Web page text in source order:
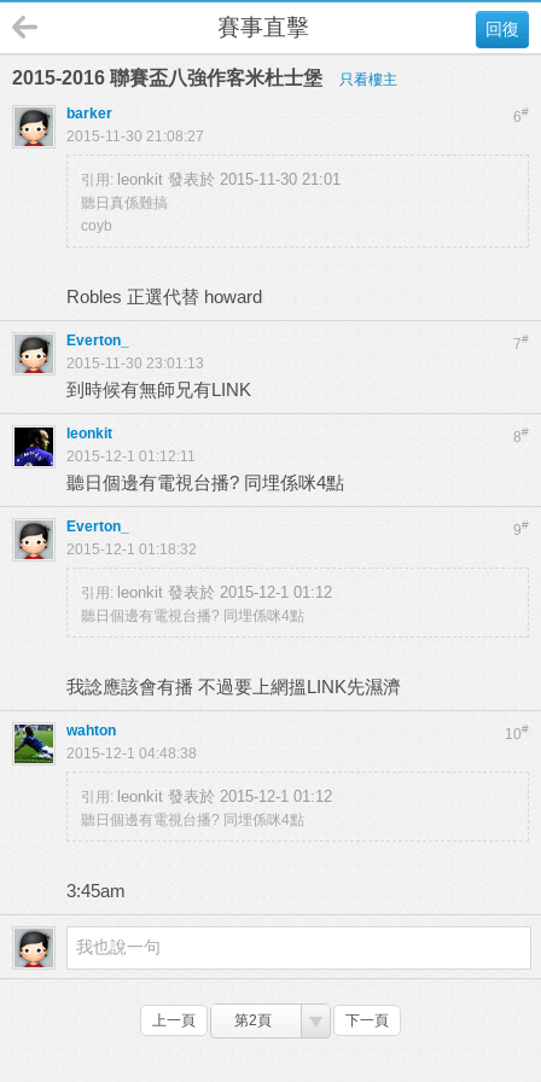
回復
賽事直擊
2015-2016 聯賽盃八強作客米杜士堡 只看樓主
6#
barker
2015-11-30 21:08:27
引用: leonkit 發表於 2015-11-30 21:01
聽日真係難搞
coyb
Robles 正選代替 howard
7#
Everton_
2015-11-30 23:01:13
到時候有無師兄有LINK
8#
leonkit
2015-12-1 01:12:11
聽日個邊有電視台播? 同埋係咪4點
9#
Everton_
2015-12-1 01:18:32
引用: leonkit 發表於 2015-12-1 01:12
聽日個邊有電視台播? 同埋係咪4點
我諗應該會有播 不過要上網搵LINK先濕濟
10#
wahton
2015-12-1 04:48:38
引用: leonkit 發表於 2015-12-1 01:12
聽日個邊有電視台播? 同埋係咪4點
3:45am
上一頁 第2頁 下一頁